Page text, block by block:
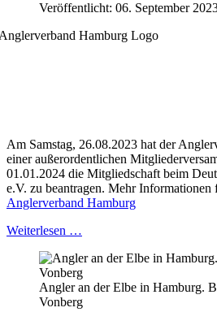
Veröffentlicht: 06. September
Am Samstag, 26.08.2023 hat der
einer außerordentlichen
01.01.2024 die Mitgliedschaft beim
e.V. zu beantragen. Mehr Informationen
Anglerverband Hamburg
Weiterlesen …
Angler an der Elbe in Hamburg.
Vonberg